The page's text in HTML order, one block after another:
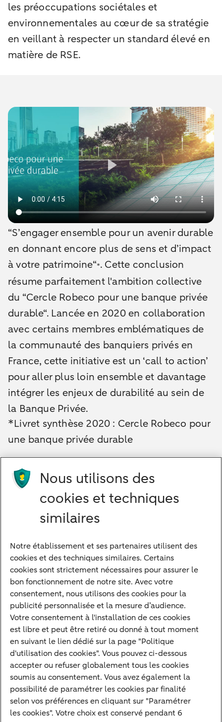
les préoccupations sociétales et
environnementales au cœur de sa stratégie
en veillant à respecter un standard élevé en
matière de RSE.
“S’engager ensemble pour un avenir durable
en donnant encore plus de sens et d’impact
à votre patrimoine“*. Cette conclusion
résume parfaitement l'ambition collective
du “Cercle Robeco pour une banque privée
durable“. Lancée en 2020 en collaboration
avec certains membres emblématiques de
la communauté des banquiers privés en
France, cette initiative est un ‘call to action’
pour aller plus loin ensemble et davantage
intégrer les enjeux de durabilité au sein de
la Banque Privée.
*Livret synthèse 2020 : Cercle Robeco pour
une banque privée durable
Contactez-nous
Notre approche
Nos experts
Notre raison d'être
Devenir client
Diversifier vos classes d'actifs
Structurer votre patrimoine
Développer votre entreprise
Banque à distance
Actualités
Contact
Nous utilisons des
cookies et techniques
similaires
Notre établissement et ses partenaires utilisent des
cookies et des techniques similaires. Certains
cookies sont strictement nécessaires pour assurer le
bon fonctionnement de notre site. Avec votre
consentement, nous utilisons des cookies pour la
publicité personnalisée et la mesure d’audience.
Votre consentement à l'installation de ces cookies
est libre et peut être retiré ou donné à tout moment
en suivant le lien dédié sur la page "Politique
d'utilisation des cookies". Vous pouvez ci-dessous
accepter ou refuser globalement tous les cookies
soumis au consentement. Vous avez également la
possibilité de paramétrer les cookies par finalité
selon vos préférences en cliquant sur "Paramétrer
les cookies". Votre choix est conservé pendant 6